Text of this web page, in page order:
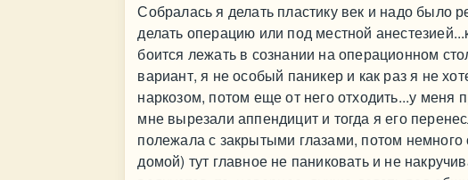
Собралась я делать пластику век и надо было
делать операцию или под местной
боится лежать в сознании на операционном
вариант, я не особый паникер и как раз я не
наркозом, потом еще от него отходить...у меня
мне вырезали аппендицит и тогда я его
полежала с закрытыми глазами, потом
домой) тут главное не паниковать и не